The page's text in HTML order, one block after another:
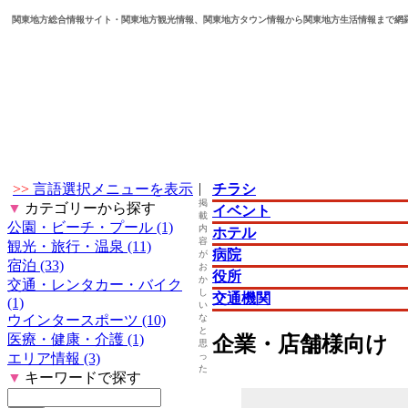
関東地方総合情報サイト・関東地方観光情報、関東地方タウン情報から関東地方生活情報まで網
>> 言語選択メニューを表示
▼ カテゴリーから探す
公園・ビーチ・プール (1)
観光・旅行・温泉 (11)
宿泊 (33)
交通・レンタカー・バイク
(1)
ウインタースポーツ (10)
医療・健康・介護 (1)
エリア情報 (3)
▼ キーワードで探す
チラシ
イベント
ホテル
病院
役所
交通機関
企業・店舗様向け
|
掲
載
内
容
が
お
か
し
い
な
と
思
っ
た